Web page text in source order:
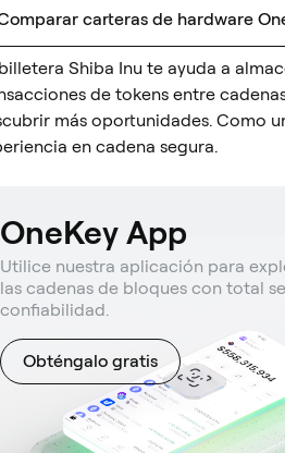
carteras de hardware
Shiba Inu te ayuda a
de tokens entre
más oportunidades. Como
en cadena segura.
OneKey App
Utilice nuestra aplicación para
las cadenas de bloques con total
confiabilidad.
Obténgalo gratis